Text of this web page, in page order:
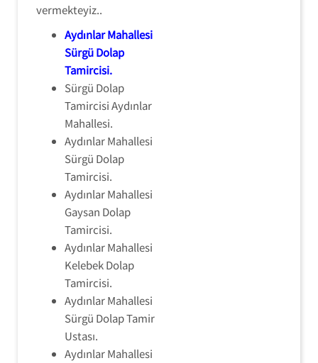
vermekteyiz..
Aydınlar Mahallesi
Sürgü Dolap
Tamircisi.
Sürgü Dolap
Tamircisi Aydınlar
Mahallesi.
Aydınlar Mahallesi
Sürgü Dolap
Tamircisi.
Aydınlar Mahallesi
Gaysan Dolap
Tamircisi.
Aydınlar Mahallesi
Kelebek Dolap
Tamircisi.
Aydınlar Mahallesi
Sürgü Dolap Tamir
Ustası.
Aydınlar Mahallesi